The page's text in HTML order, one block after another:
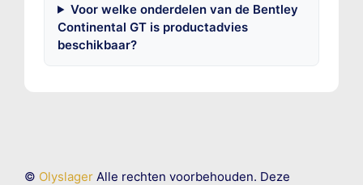
Voor welke onderdelen van de Bentley
Continental GT is productadvies
beschikbaar?
© OlyslagerAlle rechten voorbehouden. Deze